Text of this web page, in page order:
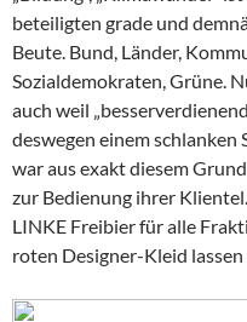
beteiligten grade und
Beute. Bund, Länder,
Sozialdemokraten, Grüne.
auch weil
deswegen einem
war aus exakt diesem
zur Bedienung ihrer
LINKE Freibier für alle
roten Designer-Kleid lassen